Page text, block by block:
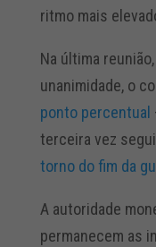
ritmo mais
Na última
unanimidade, o
ponto percentual
terceira vez
torno do fim da
A autoridade
permanecem as